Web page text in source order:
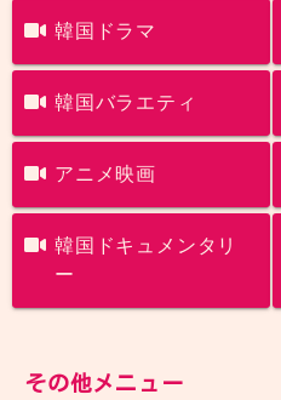
韓国ドラマ
韓国バラエティ
アニメ映画
韓国ドキュメンタリ
ー
その他メニュー